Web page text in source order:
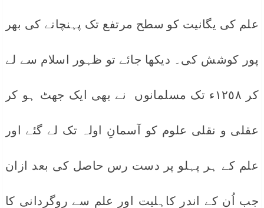
علم کی یگانیت کو سطح مرتفع تک پہنچانے کی بھر
پور کوشش کی۔ دیکھا جائے تو ظہور اسلام سے لے
کر ١٢٥٨ء تک مسلمانوں نے بھی ایک جھٹ ہو کر
عقلی و نقلی علوم کو آسمانِ اولہ تک لے گئے اور
علم کے ہر پہلو پر دست رس حاصل کی بعد ازان
جب اُن کے اندر کاہلیت اور علم سے روگردانی کا